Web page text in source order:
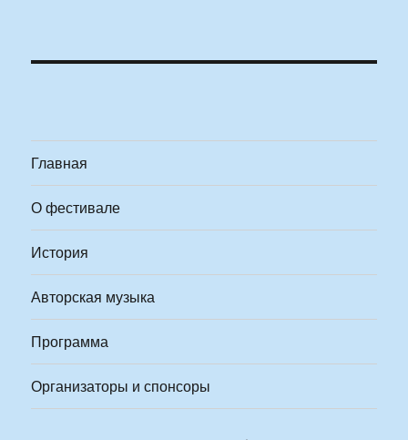
Главная
О фестивале
История
Авторская музыка
Программа
Организаторы и спонсоры